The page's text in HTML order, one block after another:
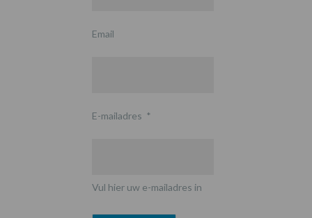
Email
E-mailadres *
Vul hier uw e-mailadres in